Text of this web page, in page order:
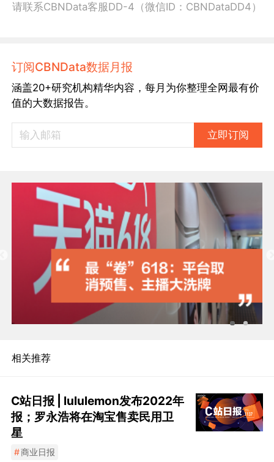
请联系CBNData客服DD-4（微信ID：CBNDataDD4）
订阅CBNData数据月报
涵盖20+研究机构精华内容，每月为你整理全网最有价
值的大数据报告。
立即订阅
相关推荐
C站日报 | lululemon发布2022年
报；罗永浩将在淘宝售卖民用卫
星
#商业日报